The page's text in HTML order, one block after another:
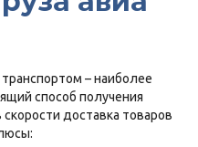
– наиболее
способ получения
доставка товаров